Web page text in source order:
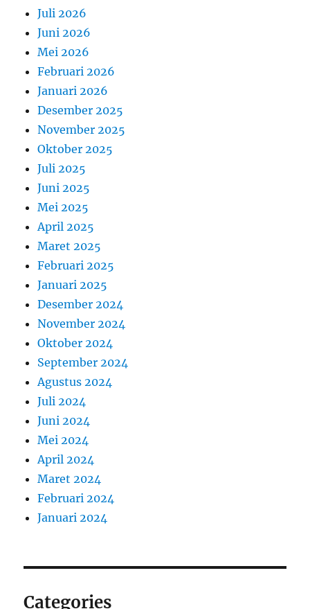
Juli 2026
Juni 2026
Mei 2026
Februari 2026
Januari 2026
Desember 2025
November 2025
Oktober 2025
Juli 2025
Juni 2025
Mei 2025
April 2025
Maret 2025
Februari 2025
Januari 2025
Desember 2024
November 2024
Oktober 2024
September 2024
Agustus 2024
Juli 2024
Juni 2024
Mei 2024
April 2024
Maret 2024
Februari 2024
Januari 2024
Categories